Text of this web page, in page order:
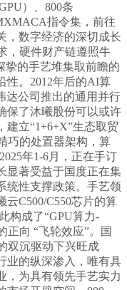
）、800条
指令集，前往
，数字经济的深切成长
，硬件财产链遵照牛
挚的手艺堆集取前瞻的
性。2012年后的AI算
达公司推出的通用并行
保了沐曦股份可以或许
立“1+6+X”生态取贸
巧的处置器架构，算
年1-6月，正在手订
显著受益于国度正在集
统性支撑政策。手艺领
C500/C550芯片的算
构成了“GPU算力-
向 “飞轮效应”。国
双沉驱动下兴旺成
业的纵深渗入，唯有具
，为具有领先手艺实力